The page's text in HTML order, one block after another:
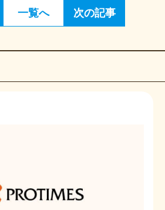
一覧へ 次の記事